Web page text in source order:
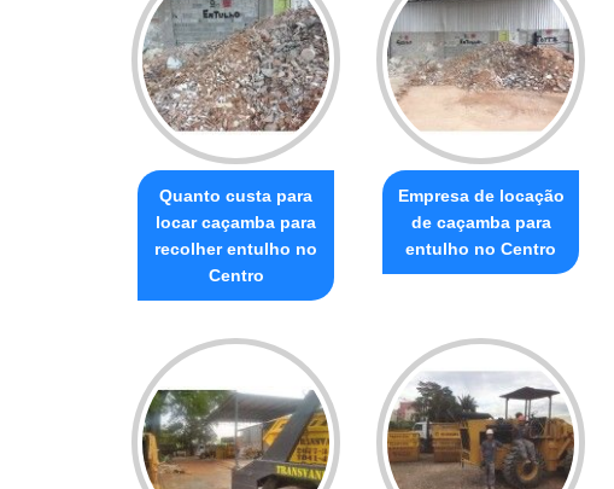
Quanto custa para
locar caçamba para
recolher entulho no
Centro
Empresa de locação
de caçamba para
entulho no Centro